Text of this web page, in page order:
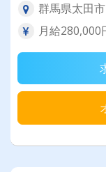
群馬県太田市
月給280,000